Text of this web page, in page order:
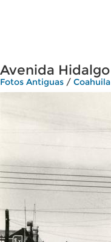
Avenida Hidalgo
Fotos Antiguas / Coahuila